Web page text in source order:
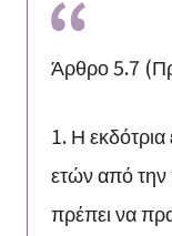
Άρθρο 5.7
1. Η εκδότρια
ετών από την
πρέπει να